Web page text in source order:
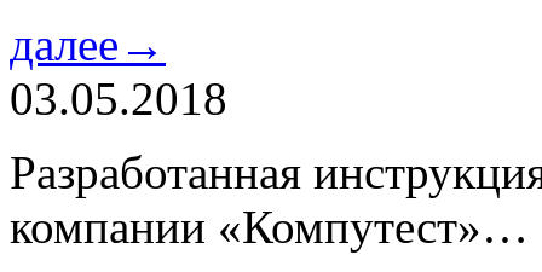
далее→
03.05.2018
Разработанная
компании «Компутест»…